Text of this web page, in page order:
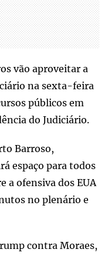
vão aproveitar a
na sexta-feira
públicos em
do Judiciário.
Barroso,
espaço para todos
a ofensiva dos EUA
no plenário e
contra Moraes,